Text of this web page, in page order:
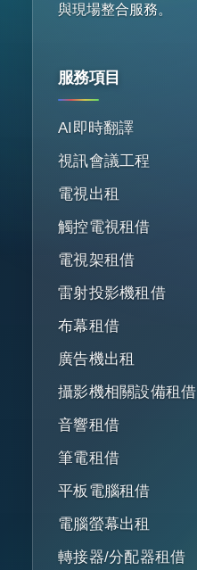
與現場整合服務。
服務項目
AI即時翻譯
視訊會議工程
電視出租
觸控電視租借
電視架租借
雷射投影機租借
布幕租借
廣告機出租
攝影機相關設備租借
音響租借
筆電租借
平板電腦租借
電腦螢幕出租
轉接器/分配器租借